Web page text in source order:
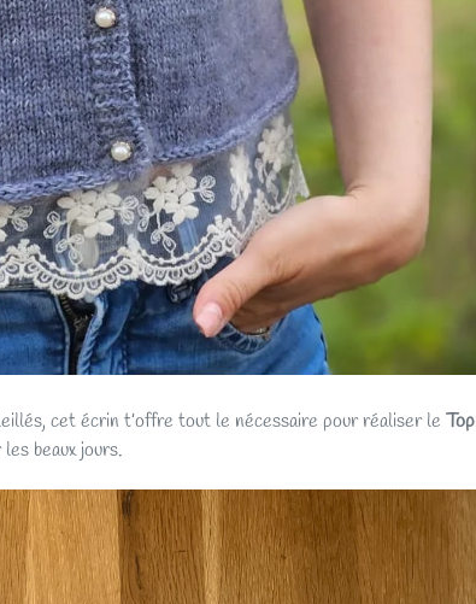
cet écrin t’offre tout le nécessaire pour réaliser leTop
beaux jours.